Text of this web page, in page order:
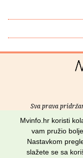
Sva prava
Mvinfo.hr koristi
vam pružio
Nastavkom
slažete se sa